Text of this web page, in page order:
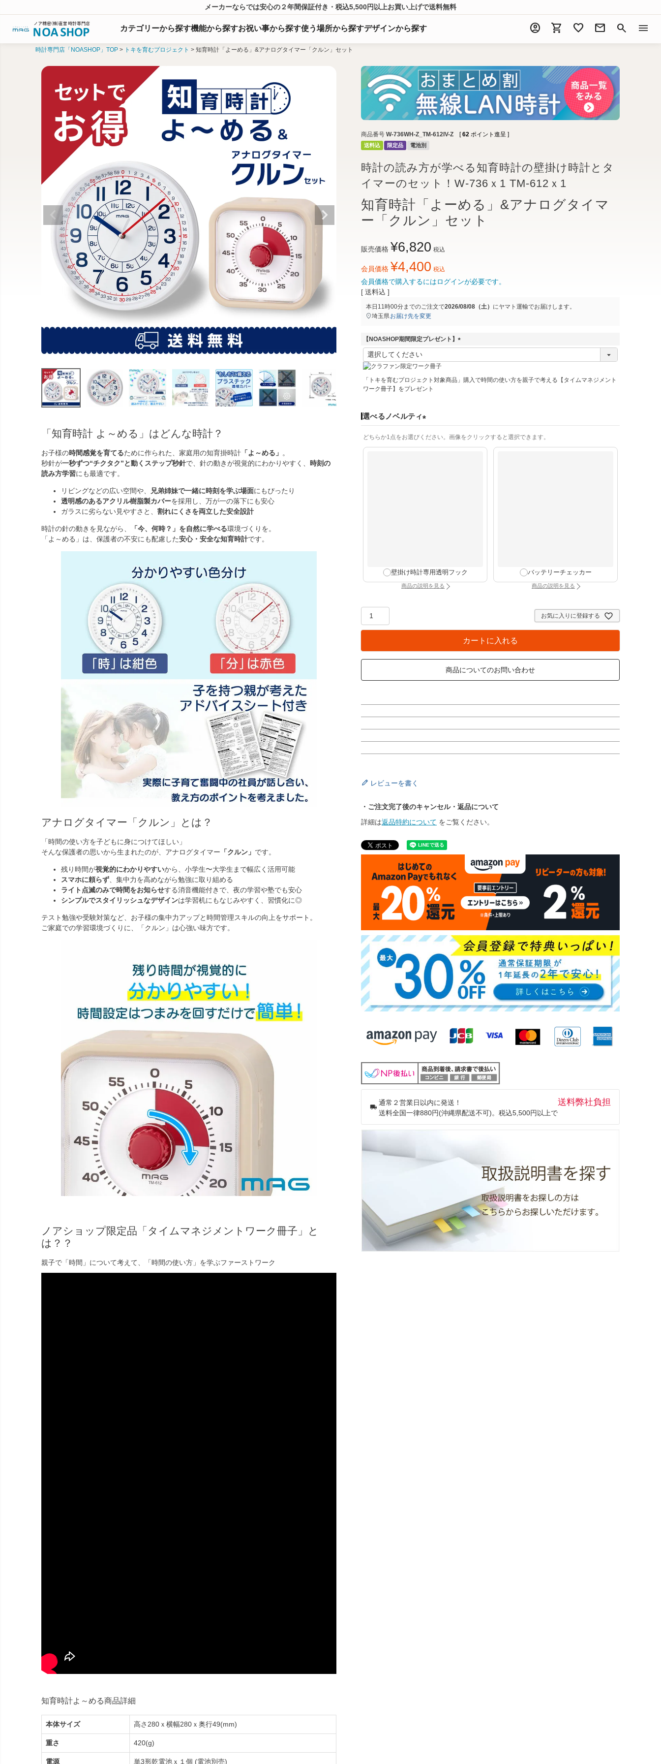
メーカーならでは安心の２年間保証付き・税込5,500円以上お買い上げで送料無料
カテゴリーから探す機能から探すお祝い事から探す使う場所から探すデザインから探す account_circle shopping_cart favorite mail search menu
時計専門店「NOASHOP」TOP トキを育むプロジェクト 知育時計「よーめる」&アナログタイマー「クルン」セット
「知育時計 よ～める」はどんな時計？
お子様の時間感覚を育てるために作られた、家庭用の知育掛時計 「よ～める」 。
秒針が一秒ずつ“チクタク”と動くステップ秒針で、針の動きが視覚的にわかりやすく、 時刻の
読み方学習にも最適です。
リビングなどの広い空間や、 兄弟姉妹で一緒に時刻を学ぶ場面にもぴったり
透明感のあるアクリル樹脂製カバーを採用し、万が一の落下にも安心
ガラスに劣らない見やすさと、 割れにくさを両立した安全設計
時計の針の動きを見ながら、 「今、何時？」を自然に学べる環境づくりを。
「よ～める」は、保護者の不安にも配慮した安心・安全な知育時計です。
アナログタイマー「クルン」とは？
「時間の使い方を子どもに身につけてほしい」
そんな保護者の思いから生まれたのが、アナログタイマー 「クルン」 です。
残り時間が視覚的にわかりやすいから、小学生〜大学生まで幅広く活用可能
スマホに頼らず、集中力を高めながら勉強に取り組める
ライト点滅のみで時間をお知らせする消音機能付きで、夜の学習や塾でも安心
シンプルでスタイリッシュなデザインは学習机にもなじみやすく、習慣化に◎
テスト勉強や受験対策など、お子様の集中力アップと時間管理スキルの向上をサポート。
ご家庭での学習環境づくりに、「クルン」は心強い味方です。
ノアショップ限定品「タイムマネジメントワーク冊子」と
は？？
親子で「時間」について考えて、「時間の使い方」を学ぶファーストワーク
知育時計よ～める商品詳細
本体サイズ 高さ280ｘ横幅280ｘ奥行49(mm)
重さ 420(g)
電源 単3形乾電池ｘ１個 (電池別売)
商品番号 W-736WH-Z_TM-612IV-Z [ 62 ポイント進呈 ]
送料込 限定品 電池別
時計の読み方が学べる知育時計の壁掛け時計とタ
イマーのセット！W-736ｘ1 TM-612ｘ1
知育時計「よーめる」&アナログタイマ
ー「クルン」セット
販売価格 ¥6,820 税込
会員価格 ¥4,400 税込
会員価格で購入するにはログインが必要です。
送料込
本日 11時00分までのご注文で2026/08/08（土） にヤマト運輸でお届けします。
埼玉県お届け先を変更
【NOASHOP期間限定プレゼント】
(
「トキを育むプロジェクト対象商品」購入で時間の使い方を親子で考える【タイムマネジメント
ワーク冊子】をプレゼント
選べるノベルティ
必
どちらか1点をお選びください。画像をクリックすると選択できます。
壁掛け時計専用透明フック
商品の説明を見る：壁掛け時計専用透明フック（別タブで開きます）
バッテリーチェッカー
商品の説明を見る：バッテリーチェッカー（別タブで開きま
お気に入りに登録する
カートに入れる
商品についてのお問い合わせ
レビューを書く
・ご注文完了後のキャンセル・返品について
詳細は返品特約について をご覧ください。
通常２営業日以内に発送！
送料全国一律880円(沖縄県配送不可)。税込5,500円以上で
送料弊社負担